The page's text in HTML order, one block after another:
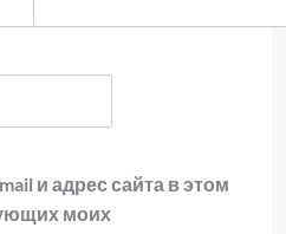
и адрес сайта в этом
моих